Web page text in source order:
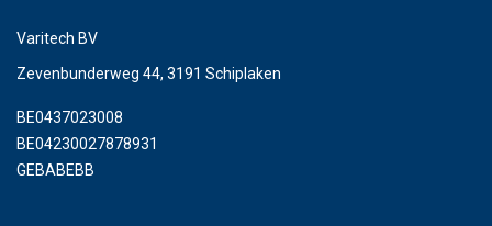
Varitech BV
Zevenbunderweg 44, 3191 Schiplaken
BE0437023008
BE04230027878931
GEBABEBB